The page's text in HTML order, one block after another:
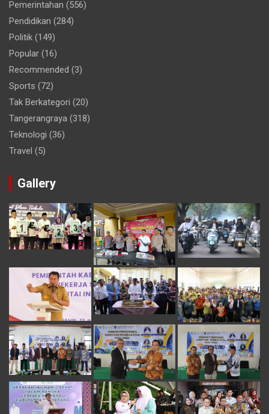
Pemerintahan (556)
Pendidikan (284)
Politik (149)
Popular (16)
Recommended (3)
Sports (72)
Tak Berkategori (20)
Tangerangraya (318)
Teknologi (36)
Travel (5)
Gallery